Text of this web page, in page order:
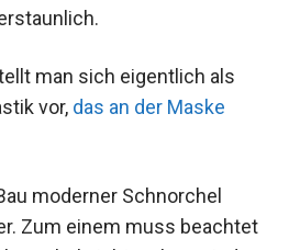
man sich eigentlich als
vor, das an der Maske
moderner Schnorchel
Zum einem muss beachtet